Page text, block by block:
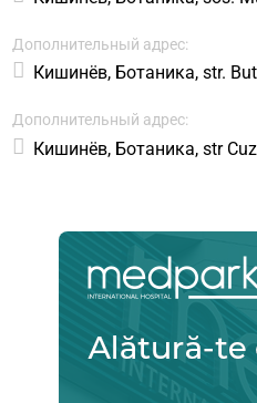
Дополнительный адрес:
Кишинёв, Ботаника, str.
Дополнительный адрес:
Кишинёв, Ботаника, str